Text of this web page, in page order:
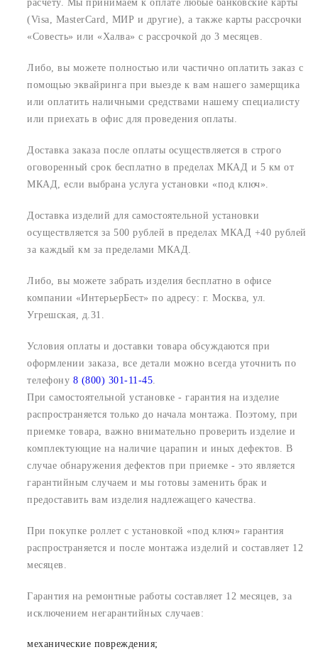
расчету. Мы принимаем к оплате любые банковские карты
(Visa, MasterCard, МИР и другие), а также карты рассрочки
«Совесть» или «Халва» с рассрочкой до 3 месяцев.
Либо, вы можете полностью или частично оплатить заказ с
помощью эквайринга при выезде к вам нашего замерщика
или оплатить наличными средствами нашему специалисту
или приехать в офис для проведения оплаты.
Доставка заказа после оплаты осуществляется в строго
оговоренный срок бесплатно в пределах МКАД и 5 км от
МКАД, если выбрана услуга установки «под ключ».
Доставка изделий для самостоятельной установки
осуществляется за 500 рублей в пределах МКАД +40 рублей
за каждый км за пределами МКАД.
Либо, вы можете забрать изделия бесплатно в офисе
компании «ИнтерьерБест» по адресу: г. Москва, ул.
Угрешская, д.31.
Условия оплаты и доставки товара обсуждаются при
оформлении заказа, все детали можно всегда уточнить по
телефону 8 (800) 301-11-45
При самостоятельной установке - гарантия на изделие
распространяется только до начала монтажа. Поэтому, при
приемке товара, важно внимательно проверить изделие и
комплектующие на наличие царапин и иных дефектов. В
случае обнаружения дефектов при приемке - это является
гарантийным случаем и мы готовы заменить брак и
предоставить вам изделия надлежащего качества.
При покупке роллет с установкой «под ключ» гарантия
распространяется и после монтажа изделий и составляет 12
месяцев.
Гарантия на ремонтные работы составляет 12 месяцев, за
исключением негарантийных случаев:
механические повреждения;